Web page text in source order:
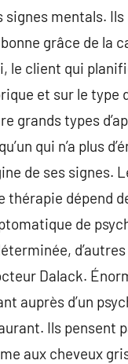
signes mentals.
grâce de la
le client qui
et sur le type
grands types
qui n’a plus
de ses signes.
thérapie dépend
de
Dalack.
auprès d’un
Ils pensent
aux cheveux